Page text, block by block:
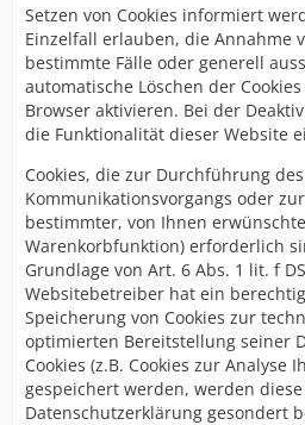
Setzen von Cookies informiert
Einzelfall erlauben, die Annahme
bestimmte Fälle oder generell
automatische Löschen der
Browser aktivieren. Bei der
die Funktionalität dieser Website
Cookies, die zur Durchführung
Kommunikationsvorgangs oder
bestimmter, von Ihnen
Warenkorbfunktion) erforderlich
Grundlage von Art. 6 Abs. 1 lit. f
Websitebetreiber hat ein
Speicherung von Cookies zur
optimierten Bereitstellung seiner
Cookies (z.B. Cookies zur Analyse
gespeichert werden, werden
Datenschutzerklärung gesondert